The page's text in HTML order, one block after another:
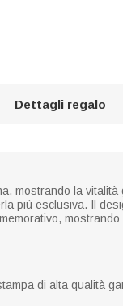
Dettagli regalo
mostrando la
più esclusiva. Il
di alta qualità